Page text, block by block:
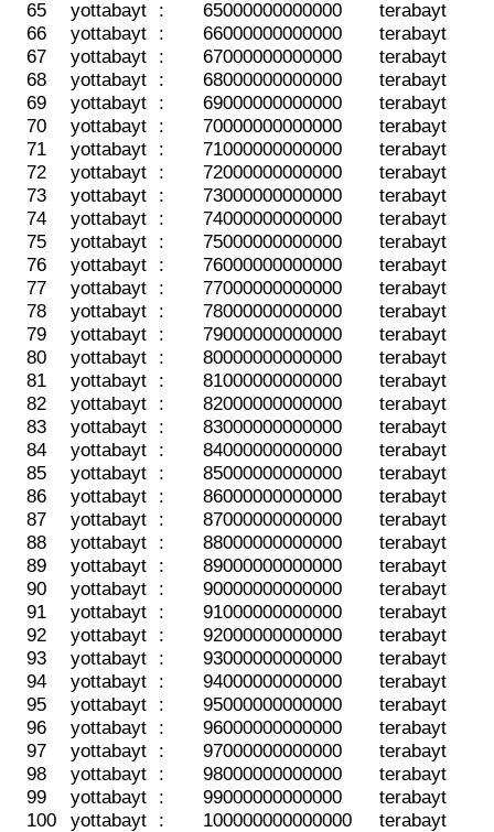
65
yottabayt : 65000000000000
terabayt
66
yottabayt : 66000000000000
terabayt
67
yottabayt : 67000000000000
terabayt
68
yottabayt : 68000000000000
terabayt
69
yottabayt : 69000000000000
terabayt
70
yottabayt : 70000000000000
terabayt
71
yottabayt : 71000000000000
terabayt
72
yottabayt : 72000000000000
terabayt
73
yottabayt : 73000000000000
terabayt
74
yottabayt : 74000000000000
terabayt
75
yottabayt : 75000000000000
terabayt
76
yottabayt : 76000000000000
terabayt
77
yottabayt : 77000000000000
terabayt
78
yottabayt : 78000000000000
terabayt
79
yottabayt : 79000000000000
terabayt
80
yottabayt : 80000000000000
terabayt
81
yottabayt : 81000000000000
terabayt
82
yottabayt : 82000000000000
terabayt
83
yottabayt : 83000000000000
terabayt
84
yottabayt : 84000000000000
terabayt
85
yottabayt : 85000000000000
terabayt
86
yottabayt : 86000000000000
terabayt
87
yottabayt : 87000000000000
terabayt
88
yottabayt : 88000000000000
terabayt
89
yottabayt : 89000000000000
terabayt
90
yottabayt : 90000000000000
terabayt
91
yottabayt : 91000000000000
terabayt
92
yottabayt : 92000000000000
terabayt
93
yottabayt : 93000000000000
terabayt
94
yottabayt : 94000000000000
terabayt
95
yottabayt : 95000000000000
terabayt
96
yottabayt : 96000000000000
terabayt
97
yottabayt : 97000000000000
terabayt
98
yottabayt : 98000000000000
terabayt
99
yottabayt : 99000000000000
terabayt
100
yottabayt : 100000000000000 terabayt